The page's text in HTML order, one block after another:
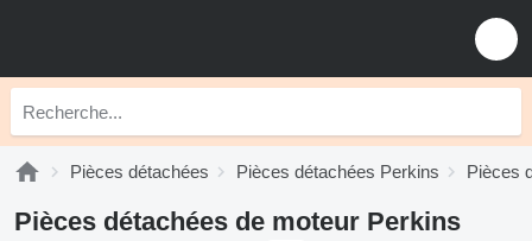
Pièces détachées Pièces détachées Perkins Pièces
Pièces détachées de moteur Perkins